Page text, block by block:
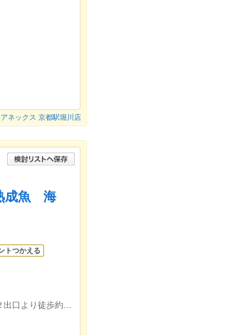
ネックス 京都駅堀川店
成魚 海
トつかえる
ＪＲ京都駅西洞院口より徒歩約2分/京都市営地下鉄烏丸線京都駅２出口より徒歩約8分/京阪本線七条駅１出口より徒歩約24分